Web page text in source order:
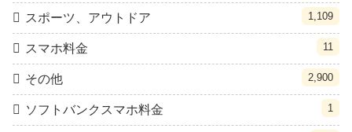
スポーツ、アウトドア 1,109
スマホ料金 11
その他 2,900
ソフトバンクスマホ料金 1